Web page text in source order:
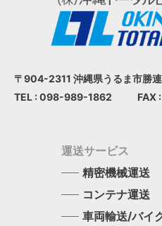
〒904-2311 沖縄県うるま市勝
TEL : 098-989-1862
FAX
運送サービス
精密機械運送
コンテナ運送
車両輸送/バイ